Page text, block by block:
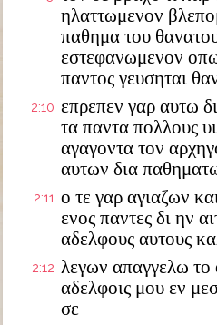
ηλαττωμενον
παθημα του
εστεφανωμενον
παντος γευσηται
2:10 επρεπεν γαρ αυτω
τα παντα πολλους
αγαγοντα τον
αυτων δια
2:11 ο τε γαρ αγιαζων
ενος παντες δι ην
αδελφους αυτους
2:12 λεγων απαγγελω το
αδελφοις μου εν
σε